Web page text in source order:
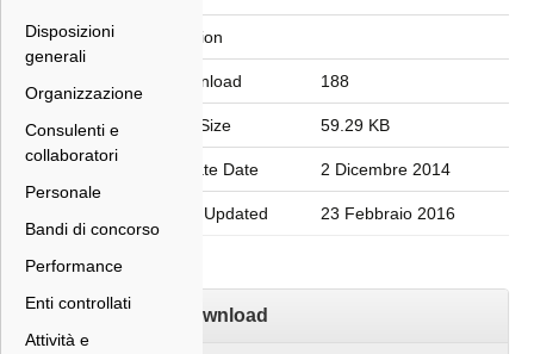
Disposizioni
generali
Organizzazione
Consulenti e
collaboratori
Personale
Bandi di concorso
Performance
Enti controllati
Attività e
Version
Download 188
File Size 59.29 KB
Create Date 2 Dicembre 2014
Last Updated 23 Febbraio 2016
Download